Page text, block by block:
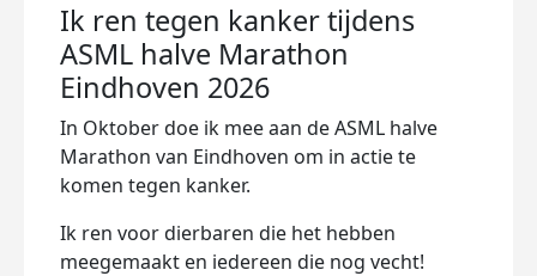
Ik ren tegen kanker tijdens
ASML halve Marathon
Eindhoven 2026
In Oktober doe ik mee aan de ASML halve
Marathon van Eindhoven om in actie te
komen tegen kanker.
Ik ren voor dierbaren die het hebben
meegemaakt en iedereen die nog vecht!